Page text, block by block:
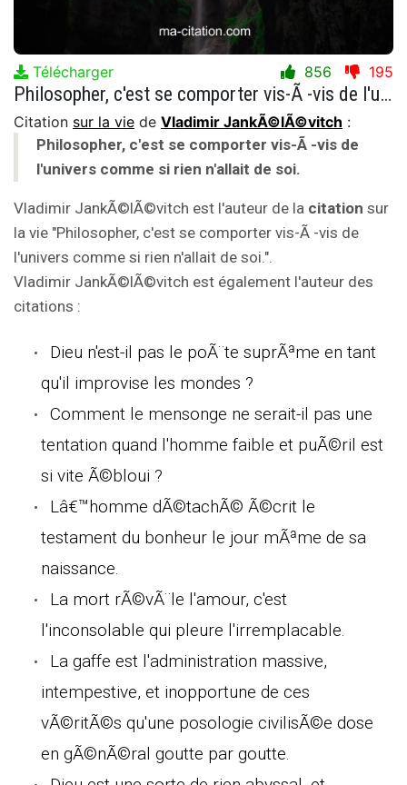
Télécharger 856 195
Philosopher, c'est se comporter vis-Ã -vis de l'univers comme si rien n'allait de soi.
Citation sur la vie de Vladimir JankÃ©lÃ©vitch :
Philosopher, c'est se comporter vis-Ã -vis de
l'univers comme si rien n'allait de soi.
Vladimir JankÃ©lÃ©vitch est l'auteur de la citation sur
la vie "Philosopher, c'est se comporter vis-Ã -vis de
l'univers comme si rien n'allait de soi.".
Vladimir JankÃ©lÃ©vitch est également l'auteur des
citations :
Dieu n'est-il pas le poÃ¨te suprÃªme en tant
qu'il improvise les mondes ?
Comment le mensonge ne serait-il pas une
tentation quand l'homme faible et puÃ©ril est
si vite Ã©bloui ?
Lâ€™homme dÃ©tachÃ© Ã©crit le
testament du bonheur le jour mÃªme de sa
naissance.
La mort rÃ©vÃ¨le l'amour, c'est
l'inconsolable qui pleure l'irremplacable.
La gaffe est l'administration massive,
intempestive, et inopportune de ces
vÃ©ritÃ©s qu'une posologie civilisÃ©e dose
en gÃ©nÃ©ral goutte par goutte.